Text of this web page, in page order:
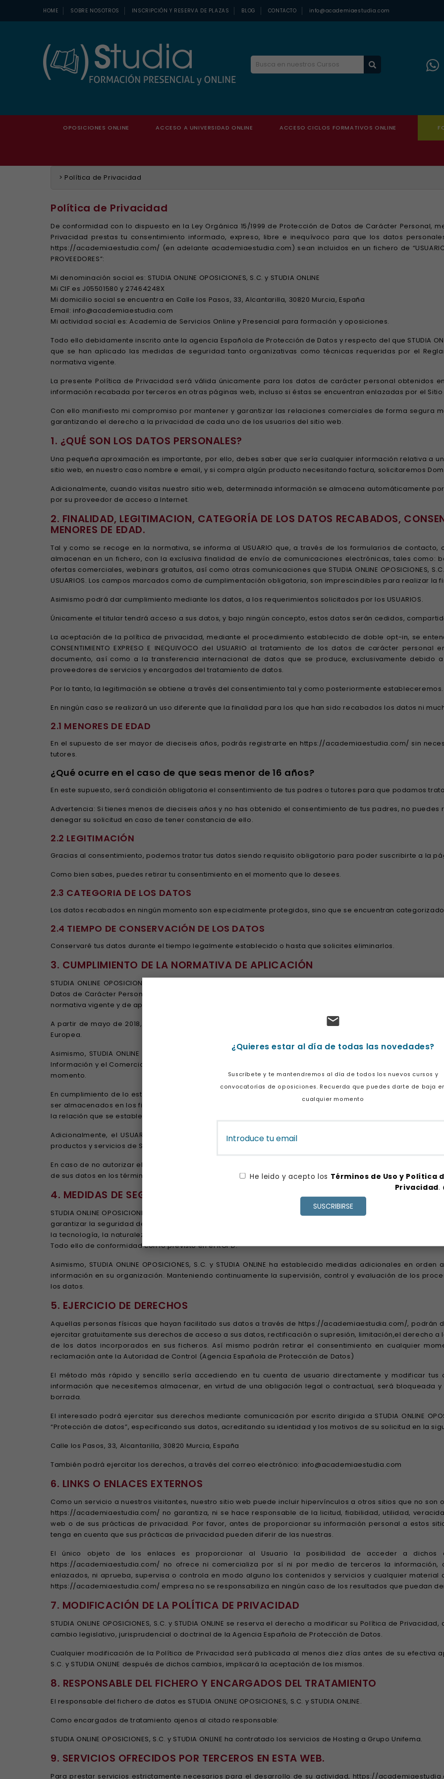
HOME SOBRE NOSOTROS INSCRIPCIÓN Y RESERVA DE PLAZAS BLOG CONTACTO info@academiaestudia.com
OPOSICIONES ONLINE ACCESO A UNIVERSIDAD ONLINE ACCESO CICLOS FORMATIVOS ONLINE
> Política de Privacidad
Política de Privacidad
De conformidad con lo dispuesto en la Ley Orgánica 15/1999 de Protección de Datos de Carácter Personal,
Privacidad prestas tu consentimiento informado, expreso, libre e inequívoco para que los datos
https://academiaestudia.com/ (en adelante academiaestudia.com) sean incluidos en un fichero de “USUARIOS
PROVEEDORES”:
Mi denominación social es: STUDIA ONLINE OPOSICIONES, S.C. y STUDIA ONLINE
Mi CIF es J05501580 y 27464248X
Mi domicilio social se encuentra en Calle los Pasos, 33, Alcantarilla, 30820 Murcia, España
Email: info@academiaestudia.com
Mi actividad social es: Academia de Servicios Online y Presencial para formación y oposiciones.
Todo ello debidamente inscrito ante la agencia Española de Protección de Datos y respecto del que STUDIA
que se han aplicado las medidas de seguridad tanto organizativas como técnicas requeridas por el
normativa vigente.
La presente Política de Privacidad será válida únicamente para los datos de carácter personal obtenidos
información recabada por terceros en otras páginas web, incluso si éstas se encuentran enlazadas por el Sitio
Con ello manifiesto mi compromiso por mantener y garantizar las relaciones comerciales de forma segura
garantizando el derecho a la privacidad de cada uno de los usuarios del sitio web.
1. ¿QUÉ SON LOS DATOS PERSONALES?
Una pequeña aproximación es importante, por ello, debes saber que sería cualquier información relativa a
sitio web, en nuestro caso nombre e email, y si compra algún producto necesitando factura, solicitaremos
Adicionalmente, cuando visitas nuestro sitio web, determinada información se almacena automáticamente
por su proveedor de acceso a Internet.
2. FINALIDAD, LEGITIMACION, CATEGORÍA DE LOS DATOS RECABADOS,
MENORES DE EDAD.
Tal y como se recoge en la normativa, se informa al USUARIO que, a través de los formularios de
almacenan en un fichero, con la exclusiva finalidad de envío de comunicaciones electrónicas, tales como:
ofertas comerciales, webinars gratuitos, así como otras comunicaciones que STUDIA ONLINE OPOSICIONES,
USUARIOS. Los campos marcados como de cumplimentación obligatoria, son imprescindibles para realizar la
Asimismo podrá dar cumplimiento mediante los datos, a los requerimientos solicitados por los USUARIOS.
Únicamente el titular tendrá acceso a sus datos, y bajo ningún concepto, estos datos serán cedidos,
La aceptación de la política de privacidad, mediante el procedimiento establecido de doble opt-in, se
CONSENTIMIENTO EXPRESO E INEQUIVOCO del USUARIO al tratamiento de los datos de carácter
documento, así como a la transferencia internacional de datos que se produce, exclusivamente debido
proveedores de servicios y encargados del tratamiento de datos.
Por lo tanto, la legitimación se obtiene a través del consentimiento tal y como posteriormente estableceremos.
En ningún caso se realizará un uso diferente que la finalidad para los que han sido recabados los datos ni
2.1 MENORES DE EDAD
En el supuesto de ser mayor de dieciseis años, podrás registrarte en https://academiaestudia.com/ sin
tutores.
¿Qué ocurre en el caso de que seas menor de 16 años?
En este supuesto, será condición obligatoria el consentimiento de tus padres o tutores para que podamos
Advertencia: Si tienes menos de dieciseis años y no has obtenido el consentimiento de tus padres, no
denegar su solicitud en caso de tener constancia de ello.
2.2 LEGITIMACIÓN
Gracias al consentimiento, podemos tratar tus datos siendo requisito obligatorio para poder suscribirte a la
Como bien sabes, puedes retirar tu consentimiento en el momento que lo desees.
2.3 CATEGORIA DE LOS DATOS
Los datos recabados en ningún momento son especialmente protegidos, sino que se encuentran
2.4 TIEMPO DE CONSERVACIÓN DE LOS DATOS
Conservaré tus datos durante el tiempo legalmente establecido o hasta que solicites eliminarlos.
3. CUMPLIMIENTO DE LA NORMATIVA DE APLICACIÓN
STUDIA ONLINE OPOSICIONES, S.C. y STUDIA ONLINE hasta la fecha cumple con las directrices de la Ley
Datos de Carácter Personal, el Real Decreto 1720/2007 de 21 de diciembre por el que se aprueba el
normativa vigente y de aplicación en cada momento, velando por garantizar un correcto uso y tratamiento de
A partir de mayo de 2018, nos regiremos por la normativa que entrará en vigor, siendo el Reglamento
Europea.
Asimismo, STUDIA ONLINE OPOSICIONES, S.C. y STUDIA ONLINE informa que da cumplimiento a la Ley 34/
Información y el Comercio Electrónico y le solicitará su consentimiento al USUARIO para el tratamiento de
momento.
En cumplimiento de lo establecido en la normativa, le informamos que los datos suministrados, así como
ser almacenados en los ficheros de STUDIA ONLINE OPOSICIONES, S.C. y STUDIA ONLINE y tratados para la
la relación que se establezca en los formularios que suscriba.
Adicionalmente, el USUARIO consiente el tratamiento de sus datos con la finalidad de informarles, por
productos y servicios de STUDIA ONLINE OPOSICIONES, S.C. y STUDIA ONLINE
En caso de no autorizar el tratamiento de sus datos con la finalidad señalada anteriormente, el USUARIO
de sus datos en los términos y condiciones previstos más adelante en el apartado “Ejercicio de Derechos”
4. MEDIDAS DE SEGURIDAD.
STUDIA ONLINE OPOSICIONES, S.C. y STUDIA ONLINE le informa que tiene implantadas las medidas de
garantizar la seguridad de sus datos de carácter personal y evitar su alteración, pérdida y tratamiento y/o
la tecnología, la naturaleza de los datos almacenados y los riesgos a que están expuestos, ya provengan
Todo ello de conformidad con lo previsto en el RGPD.
Asimismo, STUDIA ONLINE OPOSICIONES, S.C. y STUDIA ONLINE ha establecido medidas adicionales en
información en su organización. Manteniendo continuamente la supervisión, control y evaluación de los
los datos.
5. EJERCICIO DE DERECHOS
Aquellas personas físicas que hayan facilitado sus datos a través de https://academiaestudia.com/, podrán
ejercitar gratuitamente sus derechos de acceso a sus datos, rectificación o supresión, limitación,el derecho
de los datos incorporados en sus ficheros. Así mismo podrán retirar el consentimiento en cualquier
reclamación ante la Autoridad de Control (Agencia Española de Protección de Datos)
El método más rápido y sencillo sería accediendo en tu cuenta de usuario directamente y modificar
información que necesitemos almacenar, en virtud de una obligación legal o contractual, será bloqueada
borrada.
El interesado podrá ejercitar sus derechos mediante comunicación por escrito dirigida a STUDIA ONLINE
“Protección de datos”, especificando sus datos, acreditando su identidad y los motivos de su solicitud en la
Calle los Pasos, 33, Alcantarilla, 30820 Murcia, España
También podrá ejercitar los derechos, a través del correo electrónico: info@academiaestudia.com
6. LINKS O ENLACES EXTERNOS
Como un servicio a nuestros visitantes, nuestro sitio web puede incluir hipervínculos a otros sitios que no
https://academiaestudia.com/ no garantiza, ni se hace responsable de la licitud, fiabilidad, utilidad,
web o de sus prácticas de privacidad. Por favor, antes de proporcionar su información personal a estos
tenga en cuenta que sus prácticas de privacidad pueden diferir de las nuestras.
El único objeto de los enlaces es proporcionar al Usuario la posibilidad de acceder a dichos
https://academiaestudia.com/ no ofrece ni comercializa por sí ni por medio de terceros la información,
enlazados, ni aprueba, supervisa o controla en modo alguno los contenidos y servicios y cualquier material
https://academiaestudia.com/ empresa no se responsabiliza en ningún caso de los resultados que puedan
7. MODIFICACIÓN DE LA POLÍTICA DE PRIVACIDAD
STUDIA ONLINE OPOSICIONES, S.C. y STUDIA ONLINE se reserva el derecho a modificar su Política de
cambio legislativo, jurisprudencial o doctrinal de la Agencia Española de Protección de Datos.
Cualquier modificación de la Política de Privacidad será publicada al menos diez días antes de su efectiva
S.C. y STUDIA ONLINE después de dichos cambios, implicará la aceptación de los mismos.
8. RESPONSABLE DEL FICHERO Y ENCARGADOS DEL TRATAMIENTO
El responsable del fichero de datos es STUDIA ONLINE OPOSICIONES, S.C. y STUDIA ONLINE.
Como encargados de tratamiento ajenos al citado responsable:
STUDIA ONLINE OPOSICIONES, S.C. y STUDIA ONLINE ha contratado los servicios de Hosting a Grupo Unifema.
9. SERVICIOS OFRECIDOS POR TERCEROS EN ESTA WEB.
Para prestar servicios estrictamente necesarios para el desarrollo de su actividad, https://
¿Quieres estar al día de todas las novedades?
Suscríbete y te mantendremos al día de todos los nuevos cursos y
convocatorías de oposiciones. Recuerda que puedes darte de baja
cualquier momento
He leido y acepto los Términos de Uso y Política
Privacidad.
SUSCRIBIRSE